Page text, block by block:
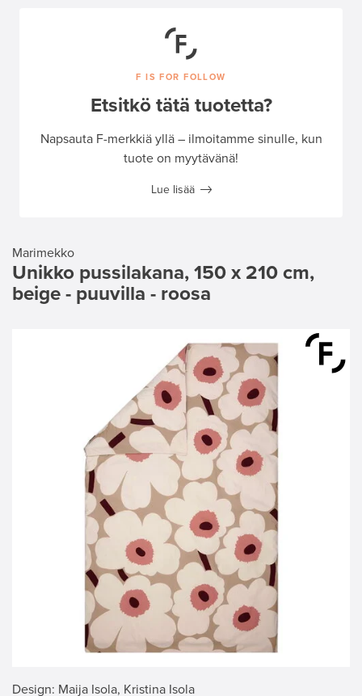
Marimekko
Unikko pussilakana, 150 x 210 cm,
beige - puuvilla - roosa
Design: Maija Isola, Kristina Isola
F IS FOR FOLLOW
Etsitkö tätä tuotetta?
Napsauta F-merkkiä yllä – ilmoitamme sinulle, kun
tuote on myytävänä!
Lue lisää